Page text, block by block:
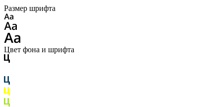
Размер шрифта
Цвет фона и шрифта